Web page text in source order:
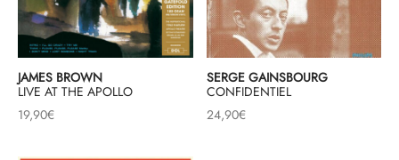
JAMES BROWN
LIVE AT THE APOLLO
19,90€
SERGE GAINSBOURG
CONFIDENTIEL
24,90€